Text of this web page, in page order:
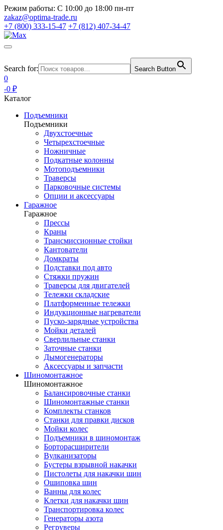
Режим работы: С 10:00 до 18:00 пн-пт
zakaz@optima-trade.ru
+7 (800) 333-15-47 +7 (812) 407-34-47
Search for: Search Button
0
-0 ₽
Каталог
Подъемники
Подъемники
Двухстоечные
Четырехстоечные
Ножничные
Подкатные колонны
Мотоподъемники
Траверсы
Парковочные системы
Опции и аксессуары
Гаражное
Гаражное
Прессы
Краны
Трансмиссионные стойки
Кантователи
Домкраты
Подставки под авто
Стяжки пружин
Траверсы для двигателей
Тележки складские
Платформенные тележки
Индукционные нагреватели
Пуско-зарядные устройства
Мойки деталей
Сверлильные станки
Заточные станки
Дымогенераторы
Аксессуары и запчасти
Шиномонтажное
Шиномонтажное
Балансировочные станки
Шиномонтажные станки
Комплекты станков
Станки для правки дисков
Мойки колес
Подъемники в шиномонтаж
Борторасширители
Вулканизаторы
Бустеры взрывной накачки
Пистолеты для накачки шин
Ошиповка шин
Ванны для колес
Клетки для накачки шин
Транспортировка колес
Генераторы азота
Регруверы